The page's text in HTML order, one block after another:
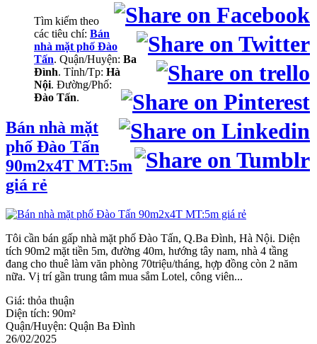
Tìm kiếm theo
các tiêu chí: Bán
nhà mặt phố Đào
Tấn. Quận/Huyện: Ba
Đình. Tỉnh/Tp: Hà
Nội. Đường/Phố:
Đào Tấn.
Bán nhà mặt
phố Đào Tấn
90m2x4T MT:5m
giá rẻ
Tôi cần bán gấp nhà mặt phố Đào Tấn, Q.Ba Đình, Hà Nội. Diện
tích 90m2 mặt tiền 5m, đường 40m, hướng tây nam, nhà 4 tầng
đang cho thuê làm văn phòng 70triệu/tháng, hợp đồng còn 2 năm
nữa. Vị trí gần trung tâm mua sắm Lotel, công viên...
Giá: thỏa thuận
Diện tích: 90m²
Quận/Huyện: Quận Ba Đình
26/02/2025